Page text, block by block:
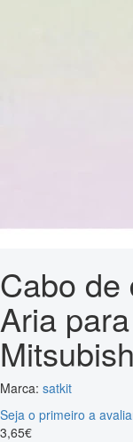
Cabo de
Aria
Marca: satkit
Seja o primeiro a
3,65€